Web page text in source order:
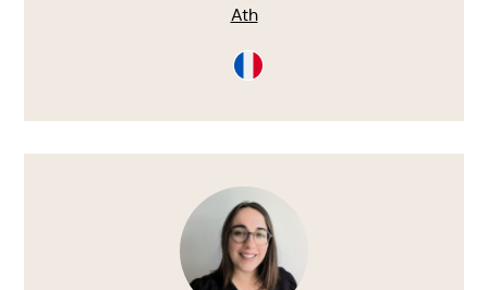
Ath
Consultation
en
Voir